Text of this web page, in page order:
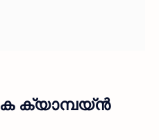
ക്യാമ്പയ്ൻ